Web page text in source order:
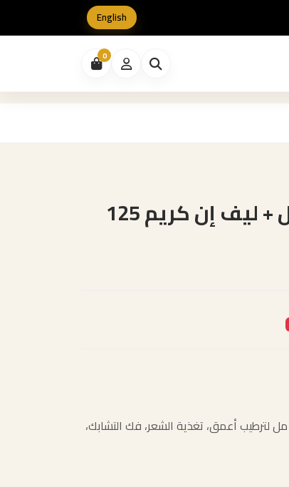
English
0
عرض حمام كريم بليزا 500 مل + ليف إن كريم 125
عرض حمام كريم بليزا 500 مل + ليف إن كريم بليزا 125 مل لترطيب أعمق، تغذية الشعر، فك التشابك،